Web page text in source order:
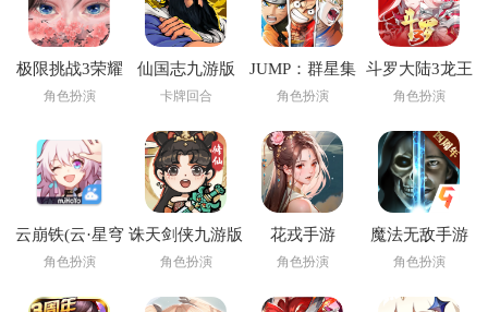
极限挑战3荣耀
之战手游
角色扮演
仙国志九游版
卡牌回合
JUMP：群星集
结下载安装
角色扮演
斗罗大陆3龙王
传说官方版
角色扮演
云崩铁(云·星穹
铁道)
角色扮演
诛天剑侠九游版
角色扮演
花戎手游
角色扮演
魔法无敌手游
角色扮演